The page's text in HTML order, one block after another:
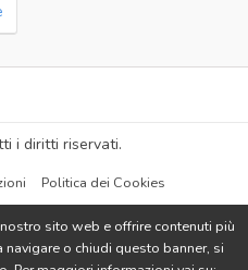
sito web e offrire contenuti più
o chiudi questo banner, si
i diritti riservati.
Politica dei Cookies